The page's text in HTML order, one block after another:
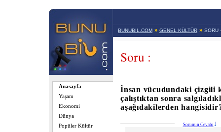
Anasayfa
Yaşam
Ekonomi
Dünya
Popüler Kültür
BUNUBIL.COM » GENEL KÜLTÜR » SORU
Soru :
İnsan vücudundaki çizgili
çalıştıktan sonra
aşağıdakilerden
Sorunun Cevabı